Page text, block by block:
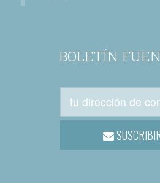
BOLETÍN